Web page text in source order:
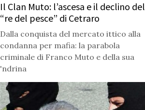
Il Clan Muto: l’ascesa e il declino del
“re del pesce” di Cetraro
Dalla conquista del mercato ittico alla
condanna per mafia: la parabola
criminale di Franco Muto e della sua
'ndrina